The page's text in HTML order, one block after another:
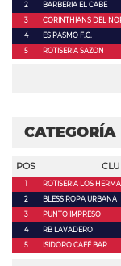
2
BARBERIA EL CABE
3
CORINTHIANS DEL
4
ES PASMO F.C.
5
ROTISERIA SAZON
CATEGORÍA
POS
1 ROTISERIA LOS
2
BLESS ROPA URBANA
3
PUNTO IMPRESO
4
RB LAVADERO
5
ISIDORO CAFÉ BAR